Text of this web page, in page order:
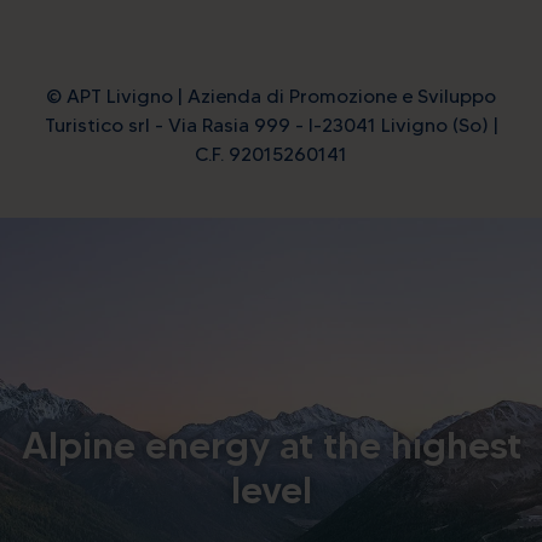
© APT Livigno | Azienda di Promozione e Sviluppo
Turistico srl - Via Rasia 999 - I-23041 Livigno (So) |
C.F. 92015260141
Alpine energy at the highest
level